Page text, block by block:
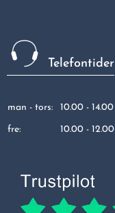
Telefontider
man - tors: 10.00 - 14.00
fre: 10.00 - 12.00